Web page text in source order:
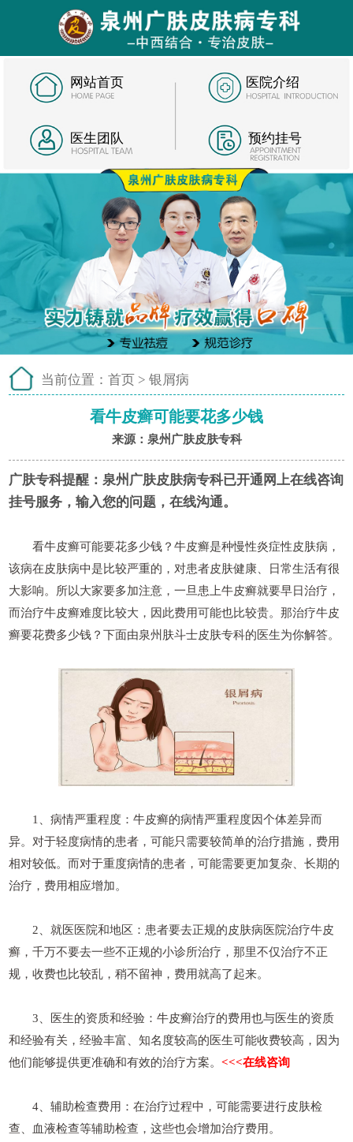
网站首页 医院介绍
医生团队 预约挂号
当前位置： 首页 > 银屑病
看牛皮癣可能要花多少钱
来源：泉州广肤皮肤专科
广肤专科提醒： 泉州广肤皮肤病专科已开通网上在线咨询
挂号服务，输入您的问题，在线沟通。
看牛皮癣可能要花多少钱？牛皮癣是种慢性炎症性皮肤病，
该病在皮肤病中是比较严重的，对患者皮肤健康、日常生活有很
大影响。所以大家要多加注意，一旦患上牛皮癣就要早日治疗，
而治疗牛皮癣难度比较大，因此费用可能也比较贵。那治疗牛皮
癣要花费多少钱？下面由泉州肤斗士皮肤专科的医生为你解答。
1、病情严重程度：牛皮癣的病情严重程度因个体差异而
异。对于轻度病情的患者，可能只需要较简单的治疗措施，费用
相对较低。而对于重度病情的患者，可能需要更加复杂、长期的
治疗，费用相应增加。
2、就医医院和地区：患者要去正规的皮肤病医院治疗牛皮
癣，千万不要去一些不正规的小诊所治疗，那里不仅治疗不正
规，收费也比较乱，稍不留神，费用就高了起来。
3、医生的资质和经验：牛皮癣治疗的费用也与医生的资质
和经验有关，经验丰富、知名度较高的医生可能收费较高，因为
他们能够提供更准确和有效的治疗方案。<<<在线咨询
4、辅助检查费用：在治疗过程中，可能需要进行皮肤检
查、血液检查等辅助检查，这些也会增加治疗费用。